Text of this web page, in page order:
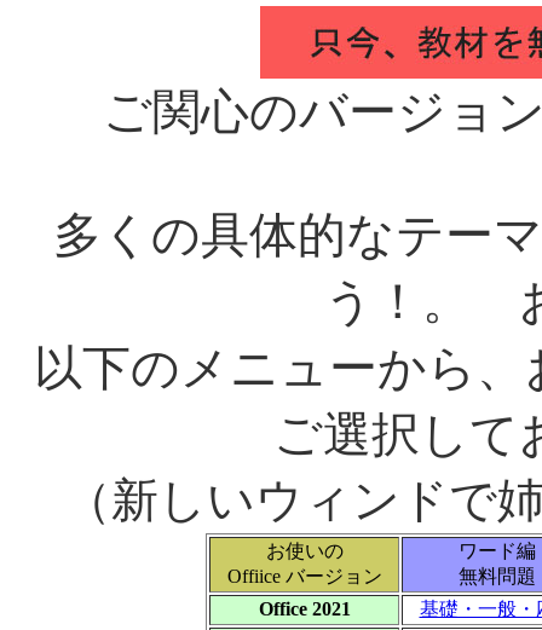
ご関心のバージョ
多くの具体的なテー
う！。
以下のメニューから
ご選択して
（新しいウィンドで
お使いの
Offiice バージョン
ワード編
無料問題
Office 2021
基礎・一般・